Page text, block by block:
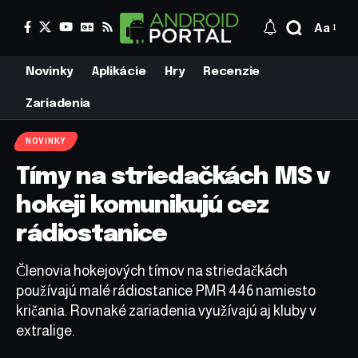
Aa
Novinky Aplikácie Hry Recenzie
Zariadenia
NOVINKY
Tímy na striedačkách MS v
hokeji komunikujú cez
rádiostanice
Členovia hokejových tímov na striedačkách
používajú malé rádiostanice PMR 446 namiesto
kričania. Rovnaké zariadenia využívajú aj kluby v
extralige.